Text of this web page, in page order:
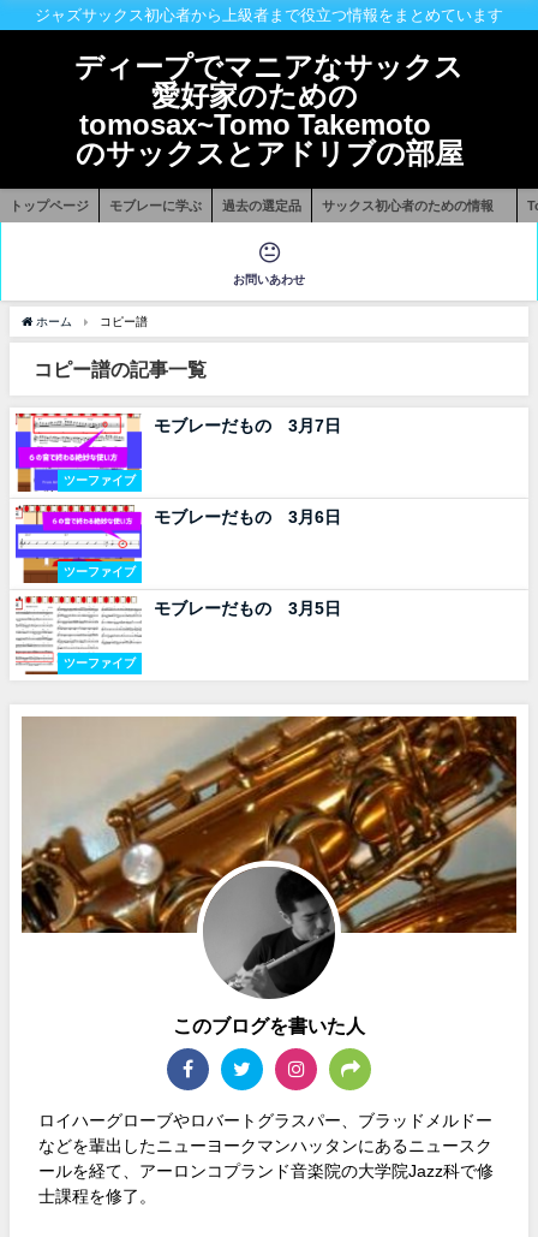
ジャズサックス初心者から上級者まで役立つ情報をまとめています
ディープでマニアなサックス
愛好家のための
tomosax~Tomo Takemoto
のサックスとアドリブの部屋
トップページ モブレーに学ぶ 過去の選定品 サックス初心者のための情報
お問いあわせ
ホーム コピー譜
コピー譜の記事一覧
ツーファイブ
モブレーだもの 3月7日
ツーファイブ
モブレーだもの 3月6日
ツーファイブ
モブレーだもの 3月5日
このブログを書いた人
ロイハーグローブやロバートグラスパー、ブラッドメルドー
などを輩出したニューヨークマンハッタンにあるニュースク
ールを経て、アーロンコプランド音楽院の大学院Jazz科で修
士課程を修了。